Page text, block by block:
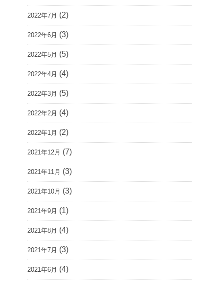
2022年7月 (2)
2022年6月 (3)
2022年5月 (5)
2022年4月 (4)
2022年3月 (5)
2022年2月 (4)
2022年1月 (2)
2021年12月 (7)
2021年11月 (3)
2021年10月 (3)
2021年9月 (1)
2021年8月 (4)
2021年7月 (3)
2021年6月 (4)